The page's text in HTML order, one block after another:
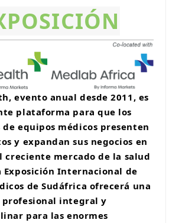
evento anual desde 2011, es
plataforma para que los
equipos médicos presenten
y expandan sus negocios en
creciente mercado de la salud
Exposición Internacional de
de Sudáfrica ofrecerá una
integral y
para las enormes